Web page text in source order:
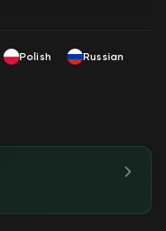
Polish
Russian